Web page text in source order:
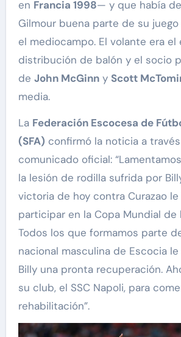
en Francia 1998— y que había
Gilmour buena parte de su
el mediocampo. El volante era el
distribución de balón y el socio
de John McGinny Scott
media.
La Federación Escocesa de
(SFA) confirmó la noticia a
comunicado oficial:
la lesión de rodilla sufrida por
victoria de hoy contra Curazao
participar en la Copa Mundial de
Todos los que formamos parte
nacional masculina de Escocia
Billy una pronta recuperación.
su club, el SSC Napoli, para
rehabilitación”.